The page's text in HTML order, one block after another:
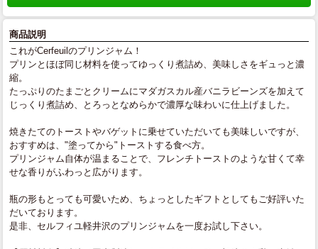
商品説明
これがCerfeuilのプリンジャム！
プリンとほぼ同じ材料を使ってゆっくり煮詰め、美味しさをギュっと濃
縮。
たっぷりのたまごとクリームにマダガスカル産バニラビーンズを加えて
じっくり煮詰め、とろっとなめらかで濃厚な味わいに仕上げました。
焼きたてのトーストやバゲットに乗せていただいても美味しいですが、
おすすめは、"塗ってから"トーストする食べ方。
プリンジャム自体が温まることで、フレンチトーストのような甘くて幸
せな香りがふわっと広がります。
瓶の形もとっても可愛いため、ちょっとしたギフトとしてもご好評いた
だいております。
是非、セルフィユ軽井沢のプリンジャムを一度お試し下さい。